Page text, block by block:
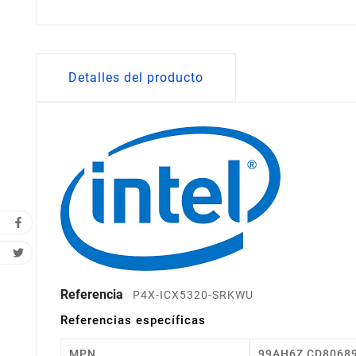
Detalles del producto
Referencia P4X-ICX5320-SRKWU
Referencias específicas